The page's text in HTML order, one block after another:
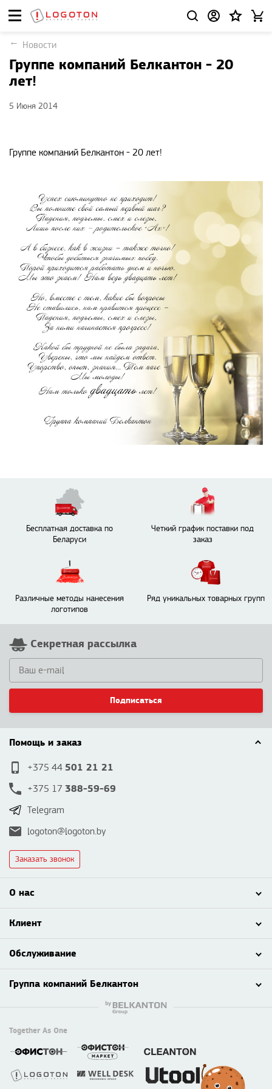
Новости
Группе компаний Белкантон - 20
лет!
5 Июня 2014
Группе компаний Белкантон - 20 лет!
Бесплатная доставка по
Беларуси
Четкий график поставки под
заказ
Различные методы нанесения
логотипов
Ряд уникальных товарных групп
Секретная рассылка
Подписаться
Помощь и заказ
+375 44 501 21 21
+375 17 388-59-69
Telegram
logoton@logoton.by
Заказать звонок
О нас
Клиент
Обслуживание
Группа компаний Белкантон
Together As One